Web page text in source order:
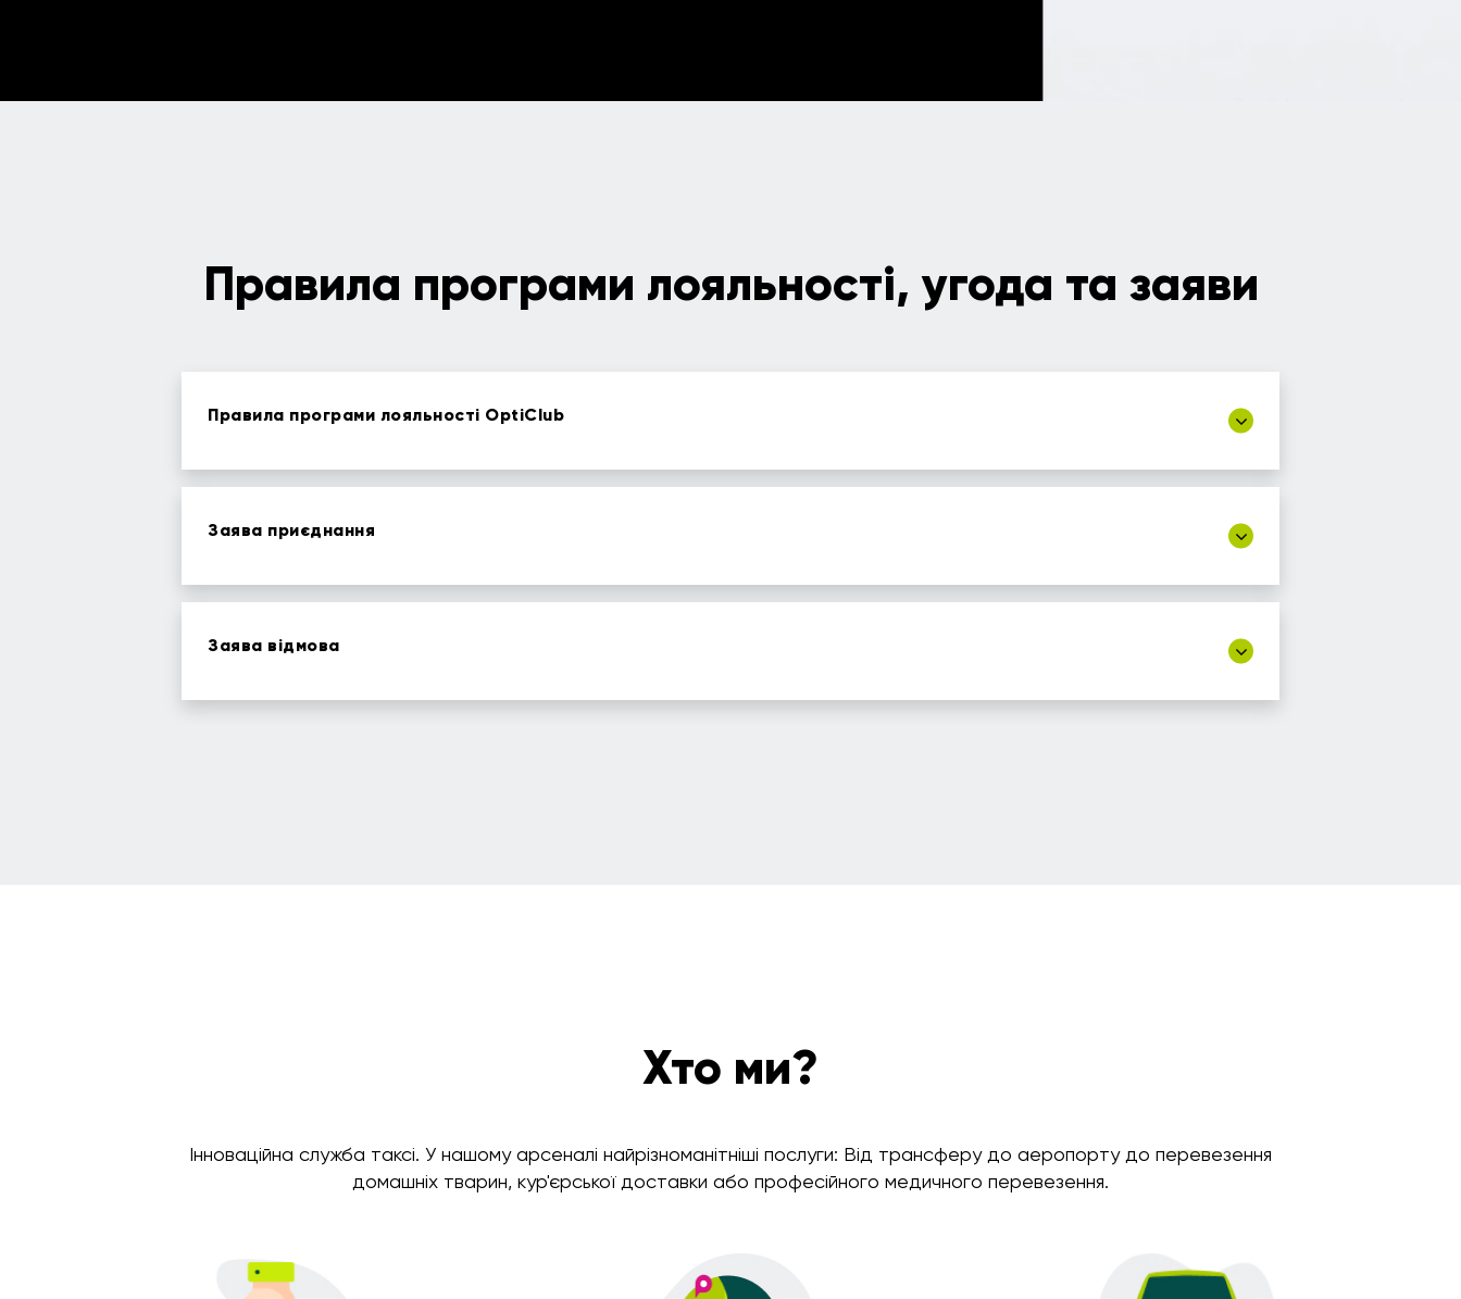
Правила програми лояльності, угода та заяви
Правила програми лояльності OptiClub
Заява приєднання
Заява відмова
Хто ми?
Інноваційна служба таксі. У нашому арсеналі найрізноманітніші послуги: Від трансферу до аеропорту до перевезення
домашніх тварин, кур'єрської доставки або професійного медичного перевезення.